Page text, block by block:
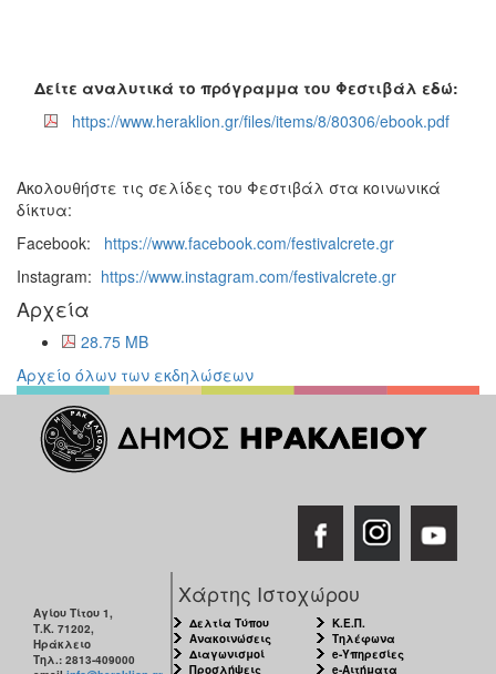
Δείτε αναλυτικά το πρόγραμμα του Φεστιβάλ εδώ:
https://www.heraklion.gr/files/items/8/80306/ebook.pdf
Ακολουθήστε τις σελίδες του Φεστιβάλ στα κοινωνικά
δίκτυα:
Facebook: https://www.facebook.com/festivalcrete.gr
Instagram: https://www.instagram.com/festivalcrete.gr
Αρχεία
28.75 MB
Αρχείο όλων των εκδηλώσεων
Αγίου Τίτου 1,
Τ.Κ. 71202,
Ηράκλειο
Τηλ.: 2813-409000
Χάρτης Ιστοχώρου
Δελτία Τύπου
Ανακοινώσεις
Διαγωνισμοί
Προσλήψεις
Κ.Ε.Π.
Τηλέφωνα
e-Υπηρεσίες
e-Αιτήματα